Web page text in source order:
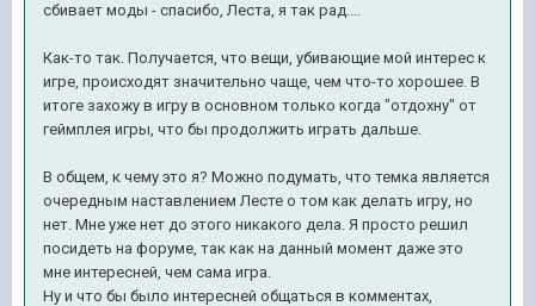
сбивает моды - спасибо, Леста, я так рад....
Как-то так. Получается, что вещи, убивающие мой интерес к
игре, происходят значительно чаще, чем что-то хорошее. В
итоге захожу в игру в основном только когда "отдохну" от
геймплея игры, что бы продолжить играть дальше.
В общем, к чему это я? Можно подумать, что темка является
очередным наставлением Лесте о том как делать игру, но
нет. Мне уже нет до этого никакого дела. Я просто решил
посидеть на форуме, так как на данный момент даже это
мне интересней, чем сама игра.
Ну и что бы было интересней общаться в комментах,